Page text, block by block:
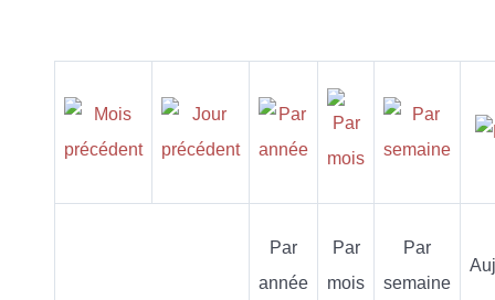
Par
année
Par
mois
Par
semaine